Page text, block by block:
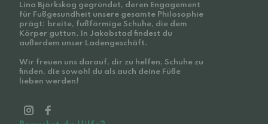
Lina Björkskog gegründet, deren Engagement
für Fußgesundheit unsere gesamte Philosophie
prägt: breite, fußförmige Schuhe, die dem
Körper guttun. In Jakobstad findest du
außerdem unser Ladengeschäft.
Wir freuen uns darauf, dir zu helfen, Schuhe zu
finden, die sowohl du als auch deine Füße
lieben werden!